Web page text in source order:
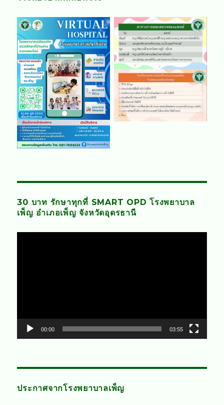
30 บาท รักษาทุกที่ SMART OPD โรงพยาบาล
เพ็ญ อำเภอเพ็ญ จังหวัดอุดรธานี
00:00 03:55
ประกาศจากโรงพยาบาลเพ็ญ